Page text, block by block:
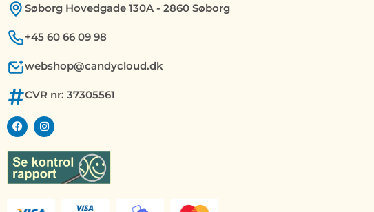
Søborg Hovedgade 130A - 2860 Søborg
+45 60 66 09 98
webshop@candycloud.dk
CVR nr: 37305561
F
a
c
e
b
o
o
I
n
s
t
a
g
r